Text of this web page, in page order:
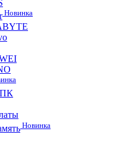
Новинка
ПК
Новинка